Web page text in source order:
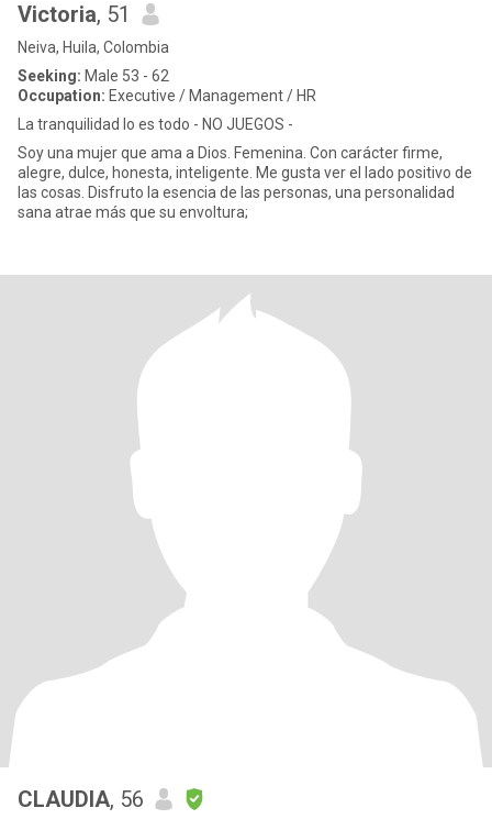
Victoria, 51
Neiva, Huila, Colombia
Seeking: Male 53 - 62
Occupation: Executive / Management / HR
La tranquilidad lo es todo - NO JUEGOS -
Soy una mujer que ama a Dios. Femenina. Con carácter firme,
alegre, dulce, honesta, inteligente. Me gusta ver el lado positivo de
las cosas. Disfruto la esencia de las personas, una personalidad
sana atrae más que su envoltura;
CLAUDIA, 56